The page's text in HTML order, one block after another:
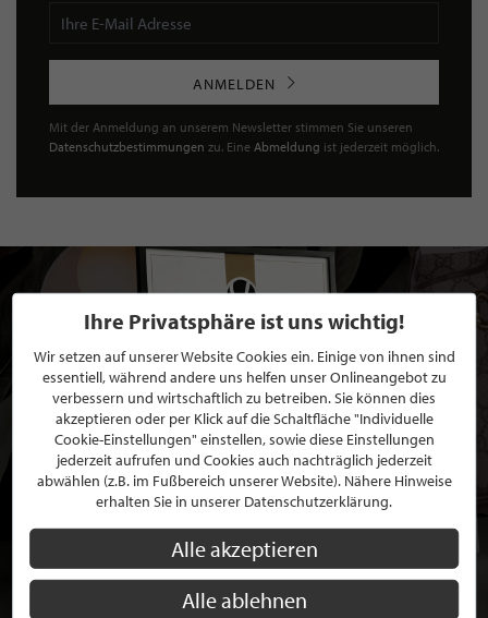
ANMELDEN
Mit der Anmeldung an unserem Newsletter stimmen Sie unseren
Datenschutzbestimmungen zu. Eine Abmeldung ist jederzeit möglich.
BEWERBEN SIE SICH FÜR EINE GRATIS
Ihre Privatsphäre ist uns wichtig!
Wir setzen auf unserer Website Cookies ein. Einige von ihnen sind
essentiell, während andere uns helfen unser Onlineangebot zu
verbessern und wirtschaftlich zu betreiben. Sie können dies
akzeptieren oder per Klick auf die Schaltfläche "Individuelle
Cookie-Einstellungen" einstellen, sowie diese Einstellungen
jederzeit aufrufen und Cookies auch nachträglich jederzeit
abwählen (z.B. im Fußbereich unserer Website). Nähere Hinweise
erhalten Sie in unserer Datenschutzerklärung.
Alle akzeptieren
Alle ablehnen